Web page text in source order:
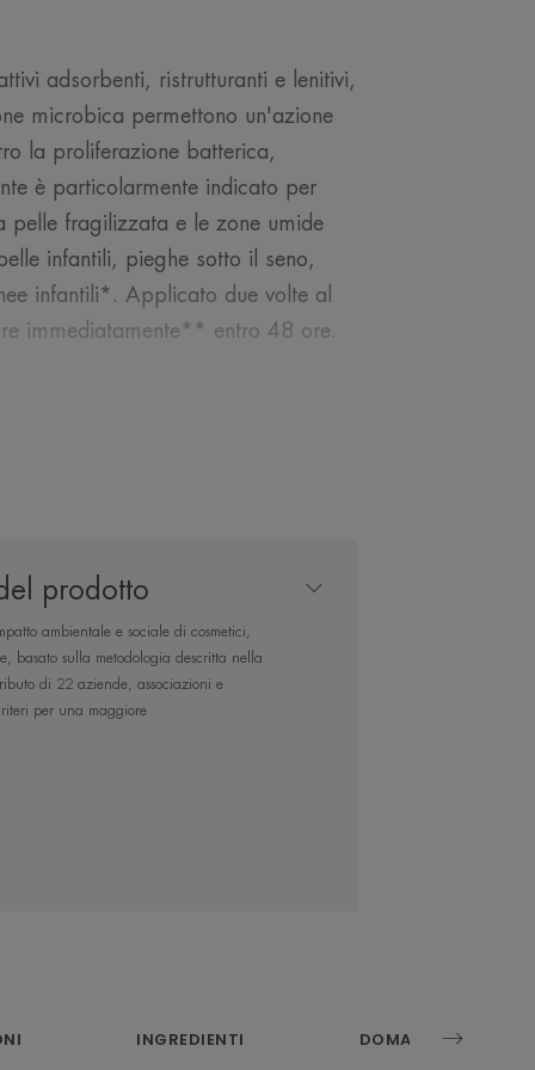
adsorbenti, ristrutturanti e lenitivi,
microbica permettono un'azione
la proliferazione batterica,
è particolarmente indicato per
pelle fragilizzata e le zone umide
infantili, pieghe sotto il seno,
infantili*. Applicato due volte al
immediatamente** entro 48 ore.
per
e lenire le
soggette a
la famiglia in
prodotto
ambientale e sociale di cosmetici,
basato sulla metodologia descritta nella
di 22 aziende, associazioni e
per una maggiore
INGREDIENTI DOMANDE